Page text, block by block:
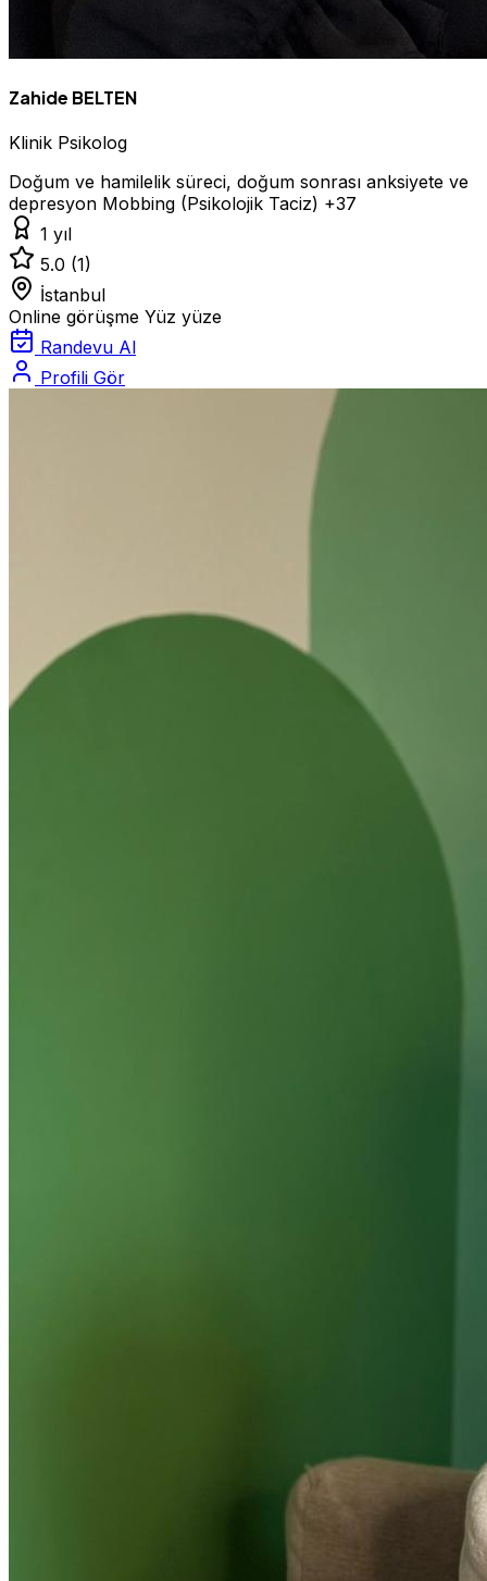
Zahide BELTEN
Klinik Psikolog
Doğum ve hamilelik süreci, doğum sonrası anksiyete ve
depresyon Mobbing (Psikolojik Taciz) +37
1 yıl
5.0 (1)
İstanbul
Online görüşme Yüz yüze
Randevu Al
Profili Gör